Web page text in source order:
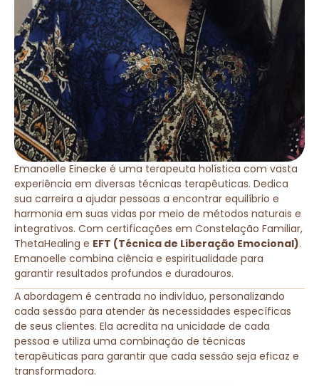
Emanoelle Einecke é uma terapeuta holística com vasta
experiência em diversas técnicas terapêuticas. Dedica
sua carreira a ajudar pessoas a encontrar equilíbrio e
harmonia em suas vidas por meio de métodos naturais e
integrativos. Com certificações em Constelação Familiar,
ThetaHealing e EFT (Técnica de Liberação Emocional).
Emanoelle combina ciência e espiritualidade para
garantir resultados profundos e duradouros.
A abordagem é centrada no indivíduo, personalizando
cada sessão para atender às necessidades específicas
de seus clientes. Ela acredita na unicidade de cada
pessoa e utiliza uma combinação de técnicas
terapêuticas para garantir que cada sessão seja eficaz e
transformadora.